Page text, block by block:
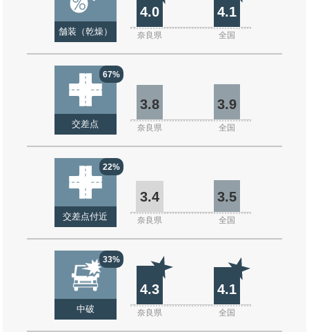
舗装（乾燥）
4.0 4.1
奈良県 全国
67%
交差点
3.8 3.9
奈良県 全国
22%
交差点付近
3.4 3.5
奈良県 全国
33%
中破
4.3 4.1
奈良県 全国